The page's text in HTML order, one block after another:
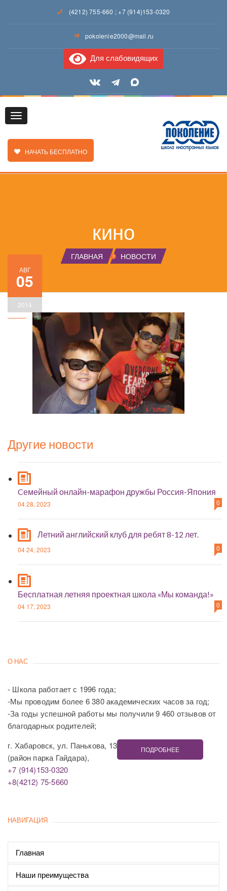
(4212) 755-660 ;+7 (914)153-0320
pokolenie2000@mail.ru
Для слабовидящих
Toggle
ЗАКАЗАТЬ ЗВОНОК
НАЧАТЬ БЕСПЛАТНО
кино
ГЛАВНАЯ НОВОСТИ
АВГ
05
2014
Другие новости
Cемейный онлайн-марафон дружбы Россия-Япония
04 28, 2023 0
Летний английский клуб для ребят 8-12 лет.
04 24, 2023 0
Бесплатная летняя проектная школа «Мы команда!»
04 17, 2023 0
О НАС
- Школа работает с 1996 года;
-Мы проводим более 6 380 академических часов за год;
-За годы успешной работы мы получили 9 460 отзывов от
благодарных родителей;
г. Хабаровск, ул. Панькова, 13
(район парка Гайдара),
+7 (914)153-0320
+8(4212) 75-5660
ПОДРОБНЕЕ
НАВИГАЦИЯ
Главная
Наши преимущества